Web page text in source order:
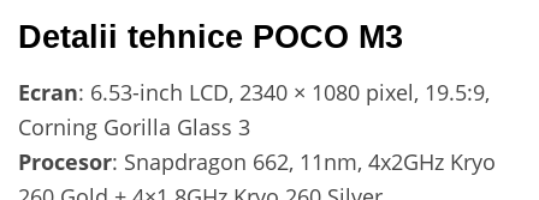
Detalii tehnice POCO M3
Ecran: 6.53-inch LCD, 2340 × 1080 pixel, 19.5:9,
Corning Gorilla Glass 3
Procesor: Snapdragon 662, 11nm, 4x2GHz Kryo